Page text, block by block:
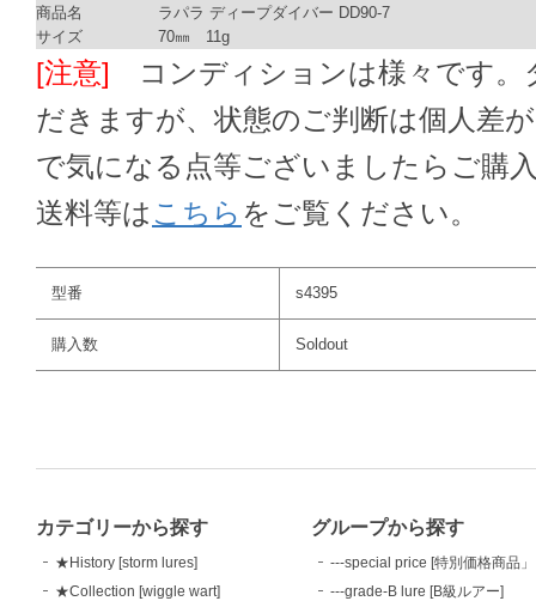
商品名
ラパラ ディープダイバー DD90-7
サイズ
70㎜ 11g
[注意] コンディションは様々です。
だきますが、状態のご判断は個人差
で気になる点等ございましたらご購
送料等は こちら をご覧ください。
型番 s4395
購入数 Soldout
カテゴリーから探す
★History [storm lures]
★Collection [wiggle wart]
グループから探す
---special price [特別価格商品」
---grade-B lure [B級ルアー]